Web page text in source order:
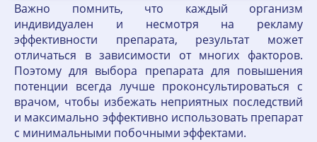
Важно помнить, что каждый организм
индивидуален и несмотря на рекламу
эффективности препарата, результат может
отличаться в зависимости от многих факторов.
Поэтому для выбора препарата для повышения
потенции всегда лучше проконсультироваться с
врачом, чтобы избежать неприятных последствий
и максимально эффективно использовать препарат
с минимальными побочными эффектами.